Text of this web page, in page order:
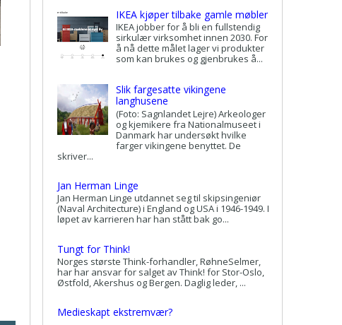
IKEA kjøper tilbake gamle møbler
IKEA jobber for å bli en fullstendig
sirkulær virksomhet innen 2030. For
å nå dette målet lager vi produkter
som kan brukes og gjenbrukes å...
Slik fargesatte vikingene
langhusene
(Foto: Sagnlandet Lejre) Arkeologer
og kjemikere fra Nationalmuseet i
Danmark har undersøkt hvilke
farger vikingene benyttet. De
skriver...
Jan Herman Linge
Jan Herman Linge utdannet seg til skipsingeniør
(Naval Architecture) i England og USA i 1946-1949. I
løpet av karrieren har han stått bak go...
Tungt for Think!
Norges største Think-forhandler, RøhneSelmer,
har har ansvar for salget av Think! for Stor-Oslo,
Østfold, Akershus og Bergen. Daglig leder, ...
Medieskapt ekstremvær?